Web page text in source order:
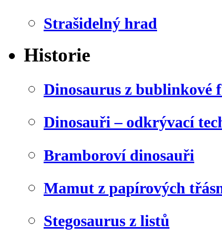
Strašidelný hrad
Historie
Dinosaurus z bublinkové
Dinosauři – odkrývací
Bramboroví dinosauři
Mamut z papírových
Stegosaurus z listů